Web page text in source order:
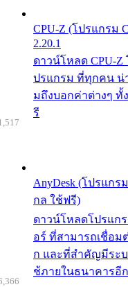
CPU-Z (โปรแกรม
2.20.1
ดาวน์โหลด CPU-Z
ปรแกรม ที่ทุกคน น่า
มถึงบอกค่าต่างๆ ทั้
รี
AnyDesk (โปรแก
กล ใช้ฟรี)
ดาวน์โหลดโปรแก
อร์ ที่สามารถเชื่อม
ก และที่สำคัญมีระ
ช้ภายในธนาคารอี